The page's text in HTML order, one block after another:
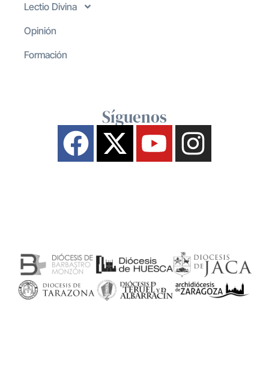
Lectio Divina
Opinión
Formación
Síguenos